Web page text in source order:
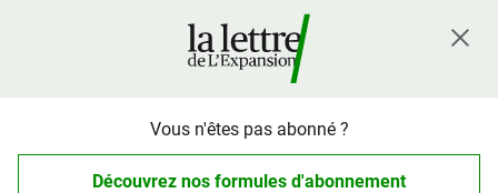
Vous n'êtes pas abonné ?
Découvrez nos formules d'abonnement